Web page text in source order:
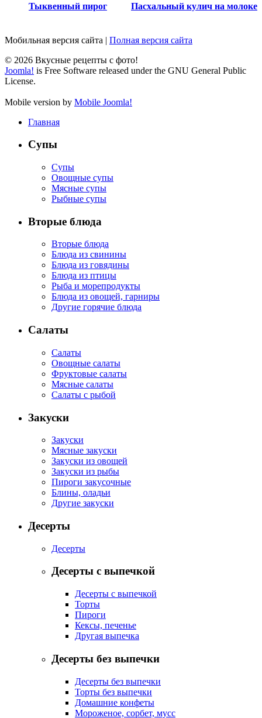
Тыквенный пирог Пасхальный кулич на молоке
Мобильная версия сайта | Полная версия сайта
© 2026 Вкусные рецепты с фото!
Joomla! is Free Software released under the GNU General Public
License.
Mobile version by Mobile Joomla!
Главная
Супы
Супы
Овощные супы
Мясные супы
Рыбные супы
Вторые блюда
Вторые блюда
Блюда из свинины
Блюда из говядины
Блюда из птицы
Рыба и морепродукты
Блюда из овощей, гарниры
Другие горячие блюда
Салаты
Салаты
Овощные салаты
Фруктовые салаты
Мясные салаты
Салаты с рыбой
Закуски
Закуски
Мясные закуски
Закуски из овощей
Закуски из рыбы
Пироги закусочные
Блины, оладьи
Другие закуски
Десерты
Десерты
Десерты с выпечкой
Десерты с выпечкой
Торты
Пироги
Кексы, печенье
Другая выпечка
Десерты без выпечки
Десерты без выпечки
Торты без выпечки
Домашние конфеты
Мороженое, сорбет, мусс